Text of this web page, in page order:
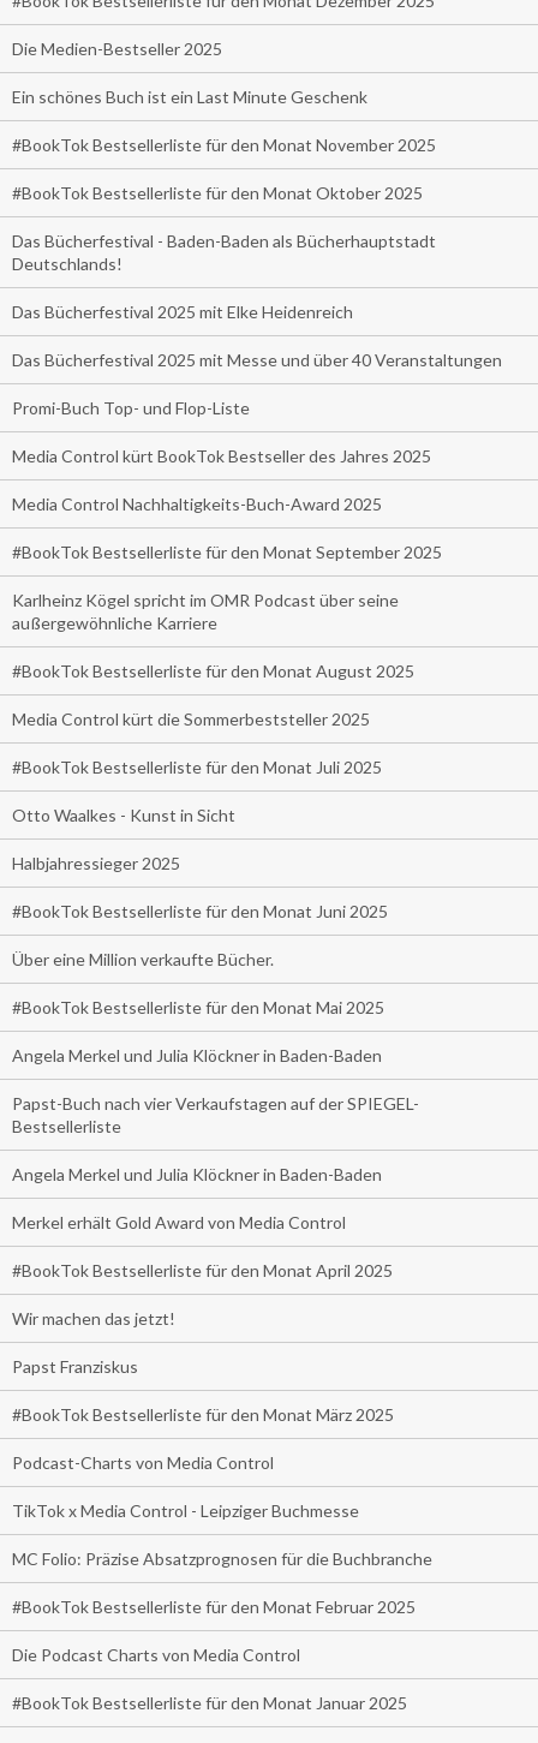
Die Medien-Bestseller 2025
Ein schönes Buch ist ein Last Minute Geschenk
#BookTok Bestsellerliste für den Monat November 2025
#BookTok Bestsellerliste für den Monat Oktober 2025
Das Bücherfestival - Baden-Baden als Bücherhauptstadt
Deutschlands!
Das Bücherfestival 2025 mit Elke Heidenreich
Das Bücherfestival 2025 mit Messe und über 40 Veranstaltungen
Promi-Buch Top- und Flop-Liste
Media Control kürt BookTok Bestseller des Jahres 2025
Media Control Nachhaltigkeits-Buch-Award 2025
#BookTok Bestsellerliste für den Monat September 2025
Karlheinz Kögel spricht im OMR Podcast über seine
außergewöhnliche Karriere
#BookTok Bestsellerliste für den Monat August 2025
Media Control kürt die Sommerbeststeller 2025
#BookTok Bestsellerliste für den Monat Juli 2025
Otto Waalkes - Kunst in Sicht
Halbjahressieger 2025
#BookTok Bestsellerliste für den Monat Juni 2025
Über eine Million verkaufte Bücher.
#BookTok Bestsellerliste für den Monat Mai 2025
Angela Merkel und Julia Klöckner in Baden-Baden
Papst-Buch nach vier Verkaufstagen auf der SPIEGEL-
Bestsellerliste
Angela Merkel und Julia Klöckner in Baden-Baden
Merkel erhält Gold Award von Media Control
#BookTok Bestsellerliste für den Monat April 2025
Wir machen das jetzt!
Papst Franziskus
#BookTok Bestsellerliste für den Monat März 2025
Podcast-Charts von Media Control
TikTok x Media Control - Leipziger Buchmesse
MC Folio: Präzise Absatzprognosen für die Buchbranche
#BookTok Bestsellerliste für den Monat Februar 2025
Die Podcast Charts von Media Control
#BookTok Bestsellerliste für den Monat Januar 2025